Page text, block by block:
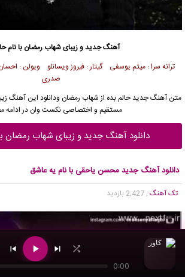
آهنگ جدیدو زیبای شهاب رمضان با نام
ترانه سرا : میثم یوسفى گیتار : فیروز ویسانلو ویولن :
صدرى
مستقیم و اختصاصی نکست وان در ادامه
دانلود آهنگ جدید و زیبای شهاب رمضان
دانلود آهنگ جدید محسن یاحقی با نام یه عاشق
تک آهنگ , 2,427 بازدید
0:00